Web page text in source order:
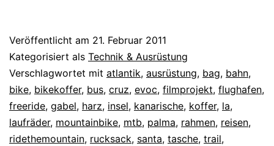
Veröffentlicht am 21. Februar 2011
Kategorisiert als Technik & Ausrüstung
Verschlagwortet mit atlantik, ausrüstung, bag, bahn,
bike, bikekoffer, bus, cruz, evoc, filmprojekt, flughafen,
freeride, gabel, harz, insel, kanarische, koffer, la,
laufräder, mountainbike, mtb, palma, rahmen, reisen,
ridethemountain, rucksack, santa, tasche, trail,